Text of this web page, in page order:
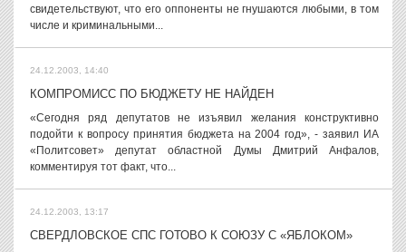
свидетельствуют, что его оппоненты не гнушаются любыми, в том
числе и криминальными...
24.12.2003, 14:40
КОМПРОМИСС ПО БЮДЖЕТУ НЕ НАЙДЕН
«Сегодня ряд депутатов не изъявил желания конструктивно
подойти к вопросу принятия бюджета на 2004 год», - заявил ИА
«Политсовет» депутат областной Думы Дмитрий Анфалов,
комментируя тот факт, что...
24.12.2003, 13:17
СВЕРДЛОВСКОЕ СПС ГОТОВО К СОЮЗУ С «ЯБЛОКОМ»